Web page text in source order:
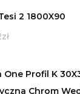
2 1800X90
zł
One Profil K
Chrom